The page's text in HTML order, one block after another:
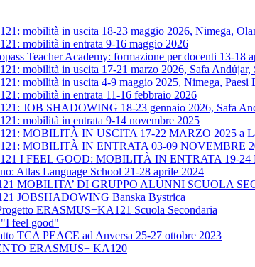
mobilità in uscita 18-23 maggio 2026, Nimega,
mobilità in entrata 9-16 maggio 2026
Teacher Academy: formazione per docenti 13-18
mobilità in uscita 17-21 marzo 2026, Safa Andújar,
mobilità in uscita 4-9 maggio 2025, Nimega, Paesi
mobilità in entrata 11-16 febbraio 2026
JOB SHADOWING 18-23 gennaio 2026, Safa
mobilità in entrata 9-14 novembre 2025
MOBILITÀ IN USCITA 17-22 MARZO 2025 a
MOBILITÀ IN ENTRATA 03-09 NOVEMBRE
I FEEL GOOD: MOBILITÀ IN ENTRATA 19-24
Atlas Language School 21-28 aprile 2024
MOBILITA’ DI GRUPPO ALUNNI SCUOLA
JOBSHADOWING Banska Bystrica
ERASMUS+KA121 Scuola Secondaria
feel good"
TCA PEACE ad Anversa 25-27 ottobre 2023
ERASMUS+ KA120